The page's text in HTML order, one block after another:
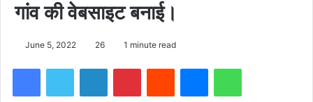
गांव की वेबसाइट बनाई।
June 5, 2022 26 1 minute read